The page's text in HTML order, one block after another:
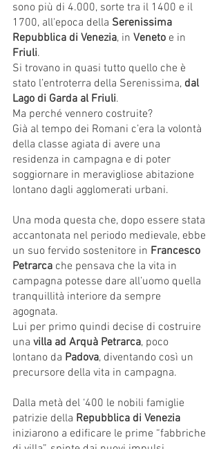
sono più di 4.000, sorte tra il 1400 e il
1700, all'epoca della Serenissima
Repubblica di Venezia, in Veneto e in
Friuli.
Si trovano in quasi tutto quello che è
stato l’entroterra della Serenissima, dal
Lago di Garda al Friuli.
Ma perché vennero costruite?
Già al tempo dei Romani c’era la volontà
della classe agiata di avere una
residenza in campagna e di poter
soggiornare in meravigliose abitazione
lontano dagli agglomerati urbani.
Una moda questa che, dopo essere stata
accantonata nel periodo medievale, ebbe
un suo fervido sostenitore in Francesco
Petrarca che pensava che la vita in
campagna potesse dare all’uomo quella
tranquillità interiore da sempre
agognata.
Lui per primo quindi decise di costruire
una villa ad Arquà Petrarca, poco
lontano da Padova, diventando così un
precursore della vita in campagna.
Dalla metà del ‘400 le nobili famiglie
patrizie della Repubblica di Venezia
iniziarono a edificare le prime “fabbriche